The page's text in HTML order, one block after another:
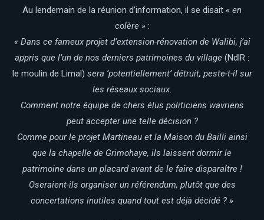
Au lendemain de la réunion d’information, il se disait « en
colère » :
« Dans ce fameux projet d’extension-rénovation de Walibi, j’ai
appris que l’un de nos derniers patrimoines du village (NdlR :
le moulin de Limal) sera ‘potentiellement’ détruit, peste-t-il sur
les réseaux sociaux.
Comment notre équipe de chers élus politiciens wavriens
peut accepter une telle décision ?
Comme pour le projet Martineau et la Maison du Bailli ainsi
que la chapelle de Grimohaye, ils laissent dormir le
patrimoine dans un placard avant de le faire disparaître !
Oseraient-ils organiser un référendum, plutôt que des
concertations inutiles quand tout est déjà décidé ? »